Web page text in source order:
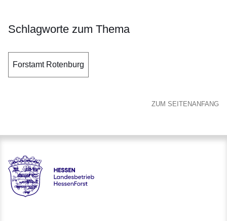
Schlagworte zum Thema
Forstamt Rotenburg
ZUM SEITENANFANG
Hessen - Landesbetrieb HessenForst